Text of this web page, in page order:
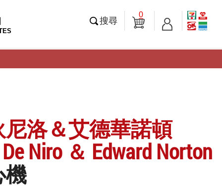
搜尋
0
洛＆艾德華諾頓
Niro ＆ Edward Norton
機